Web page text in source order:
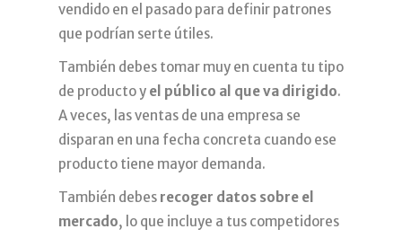
vendido en el pasado para definir patrones
que podrían serte útiles.
También debes tomar muy en cuenta tu tipo
de producto y el público al que va dirigido.
A veces, las ventas de una empresa se
disparan en una fecha concreta cuando ese
producto tiene mayor demanda.
También debes recoger datos sobre el
mercado, lo que incluye a tus competidores